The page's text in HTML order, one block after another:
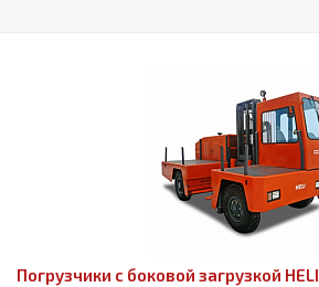
Погрузчики с боковой загрузкой HELI